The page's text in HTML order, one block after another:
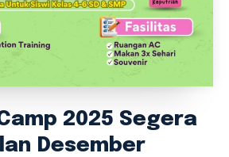
2025 Segera
Desember